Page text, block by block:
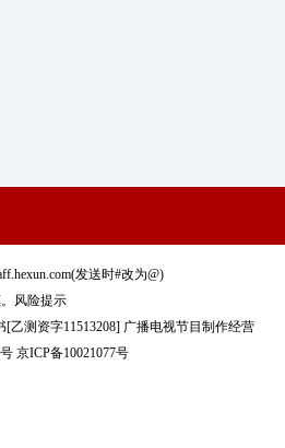
发送时#改为@)
风险提示
乙测资字11513208] 广播电视节目制作经营
京ICP备10021077号